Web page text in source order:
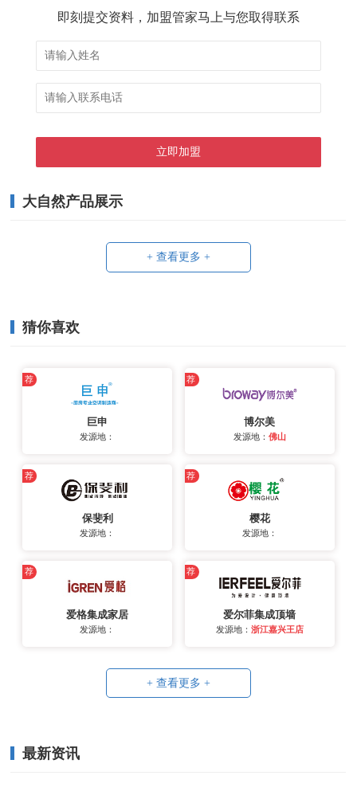
即刻提交资料，加盟管家马上与您取得联系
大自然产品展示
+ 查看更多 +
猜你喜欢
荐
巨申
发源地：
荐
博尔美
发源地： 佛山
荐
保斐利
发源地：
荐
樱花
发源地：
荐
爱格集成家居
发源地：
荐
爱尔菲集成顶墙
发源地： 浙江嘉兴王店
+ 查看更多 +
最新资讯